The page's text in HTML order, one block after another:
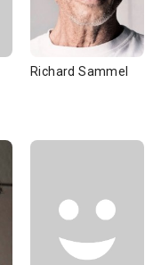
Richard Sammel